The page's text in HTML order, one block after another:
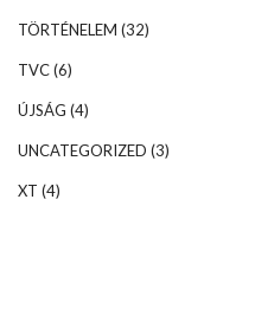
TÖRTÉNELEM (32)
TVC(6)
ÚJSÁG (4)
UNCATEGORIZED (3)
XT (4)